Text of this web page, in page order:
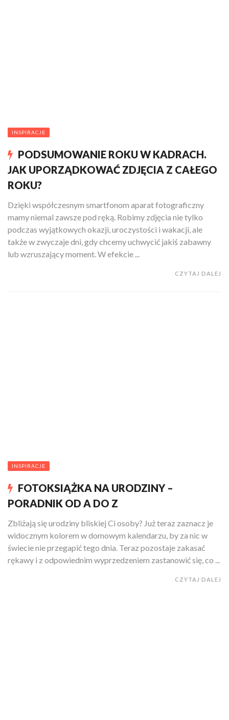
INSPIRACJE
PODSUMOWANIE ROKU W KADRACH.
JAK UPORZĄDKOWAĆ ZDJĘCIA Z CAŁEGO
ROKU?
Dzięki współczesnym smartfonom aparat fotograficzny
mamy niemal zawsze pod ręką. Robimy zdjęcia nie tylko
podczas wyjątkowych okazji, uroczystości i wakacji, ale
także w zwyczaje dni, gdy chcemy uchwycić jakiś zabawny
lub wzruszający moment. W efekcie ...
CZYTAJ DALEJ
INSPIRACJE
FOTOKSIĄŻKA NA URODZINY –
PORADNIK OD A DO Z
Zbliżają się urodziny bliskiej Ci osoby? Już teraz zaznacz je
widocznym kolorem w domowym kalendarzu, by za nic w
świecie nie przegapić tego dnia. Teraz pozostaje zakasać
rękawy i z odpowiednim wyprzedzeniem zastanowić się, co ...
CZYTAJ DALEJ